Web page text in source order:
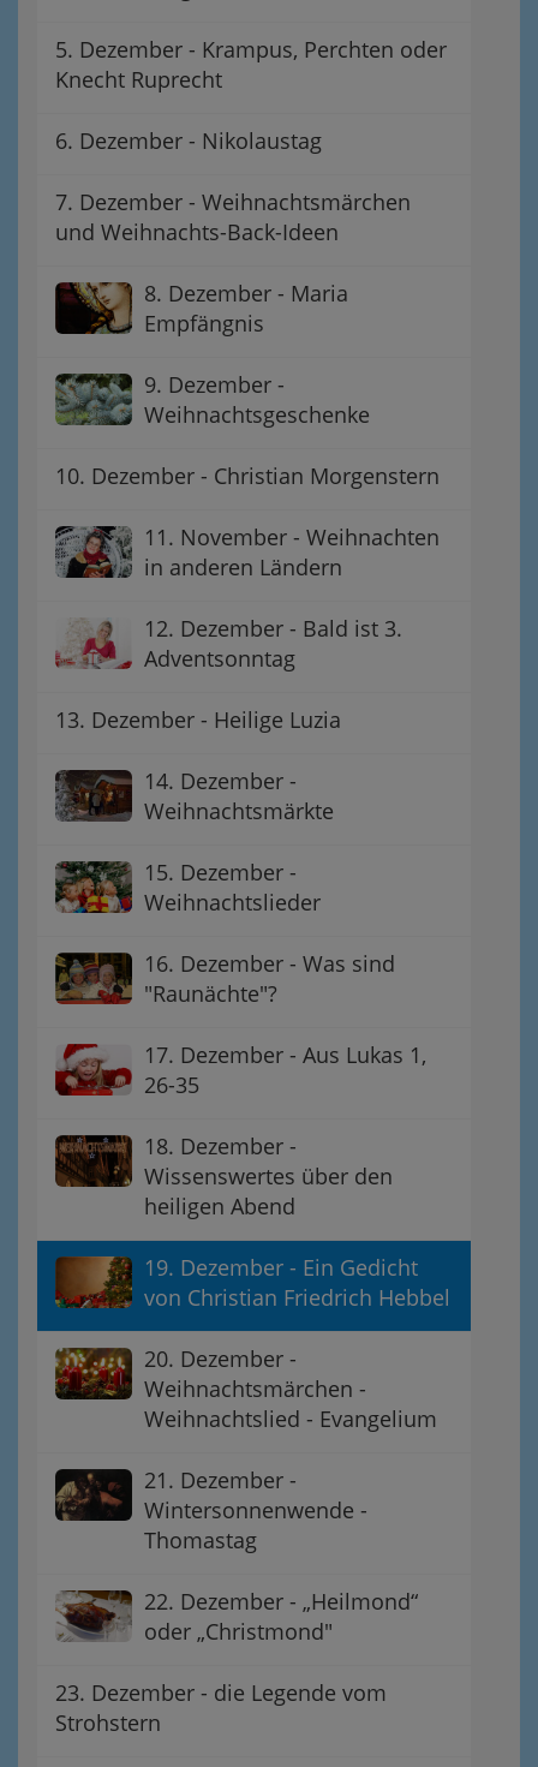
5. Dezember - Krampus, Perchten oder
Knecht Ruprecht
6. Dezember - Nikolaustag
7. Dezember - Weihnachtsmärchen
und Weihnachts-Back-Ideen
8. Dezember - Maria
Empfängnis
9. Dezember -
Weihnachtsgeschenke
10. Dezember - Christian Morgenstern
11. November - Weihnachten
in anderen Ländern
12. Dezember - Bald ist 3.
Adventsonntag
13. Dezember - Heilige Luzia
14. Dezember -
Weihnachtsmärkte
15. Dezember -
Weihnachtslieder
16. Dezember - Was sind
"Raunächte"?
17. Dezember - Aus Lukas 1,
26-35
18. Dezember -
Wissenswertes über den
heiligen Abend
19. Dezember - Ein Gedicht
von Christian Friedrich Hebbel
20. Dezember -
Weihnachtsmärchen -
Weihnachtslied - Evangelium
21. Dezember -
Wintersonnenwende -
Thomastag
22. Dezember - „Heilmond“
oder „Christmond"
23. Dezember - die Legende vom
Strohstern